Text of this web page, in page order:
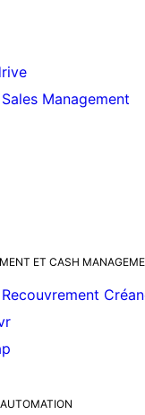
Management
ET CASH